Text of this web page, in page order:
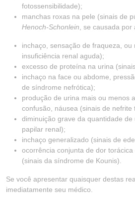
fotossensibilidade);
manchas roxas na pele (sinais de
Henoch-Schonlein , se causada por
inchaço, sensação de fraqueza,
insuficiência renal aguda);
excesso de proteína na urina
inchaço na face ou abdome,
de síndrome nefrótica);
produção de urina mais ou menos
confusão, náusea (sinais de nefrite
diminuição grave da quantidade
papilar renal);
inchaço generalizado (sinais de
ocorrência conjunta de dor
(sinais da síndrome de Kounis).
Se você apresentar quaisquer destas
imediatamente seu médico.